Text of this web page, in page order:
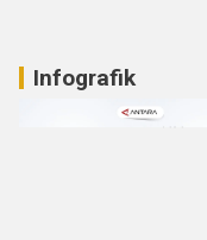
Infografik